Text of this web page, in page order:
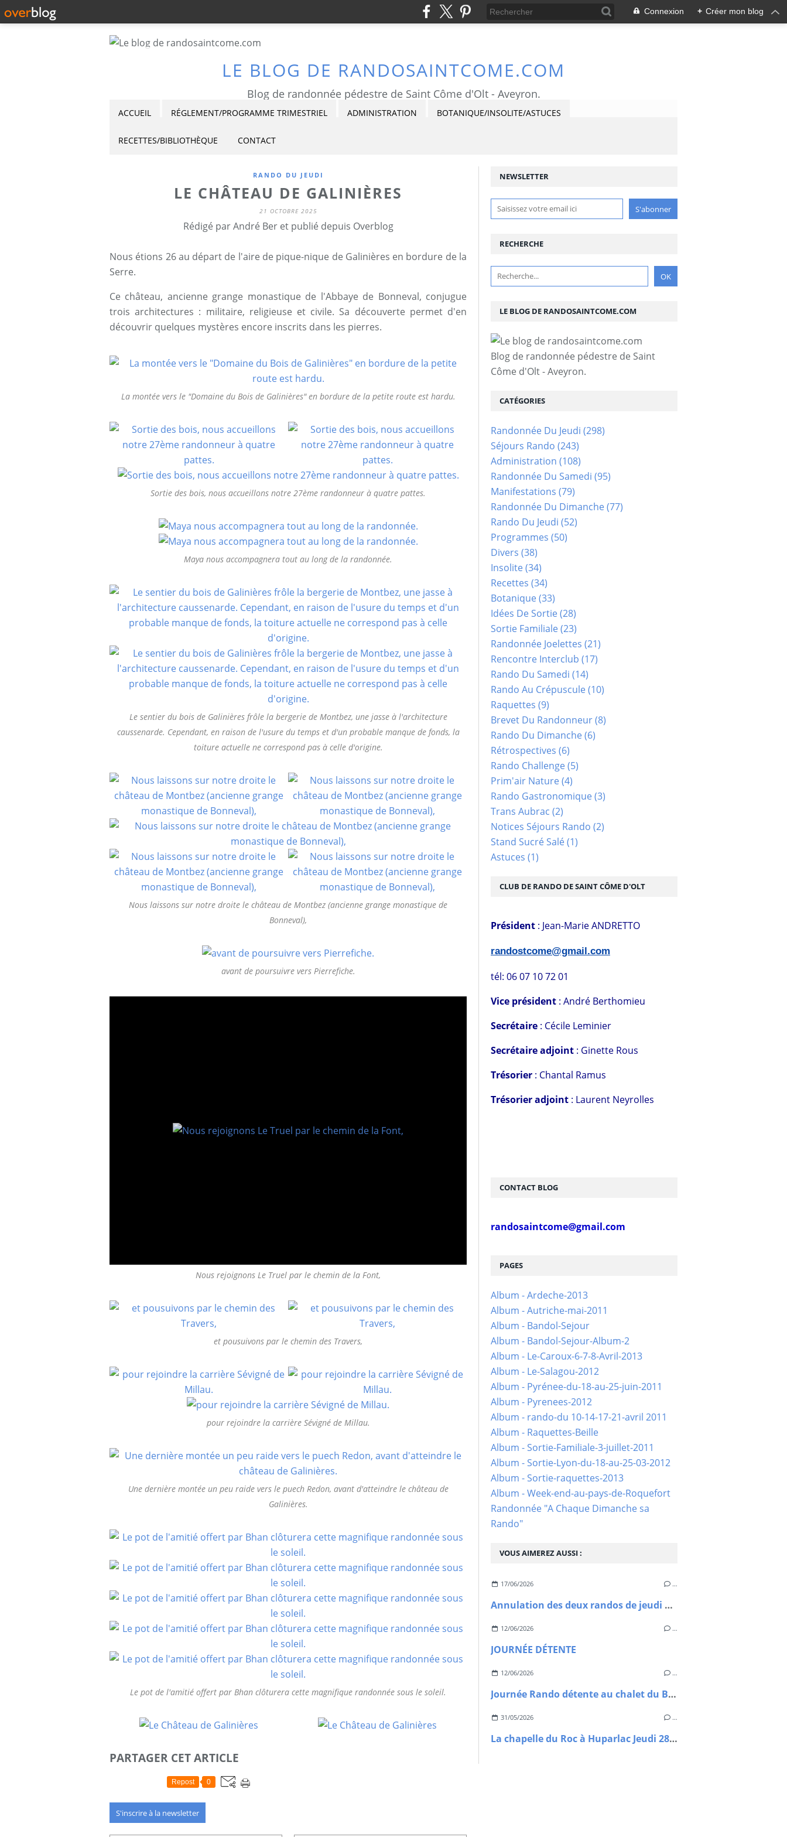
Connexion + Créer mon blog
LE BLOG DE RANDOSAINTCOME.COM
Blog de randonnée pédestre de Saint Côme d'Olt - Aveyron.
ACCUEIL RÉGLEMENT/PROGRAMME TRIMESTRIEL ADMINISTRATION BOTANIQUE/INSOLITE/ASTUCES
RECETTES/BIBLIOTHÈQUE CONTACT
RANDO DU JEUDI
LE CHÂTEAU DE GALINIÈRES
21 OCTOBRE 2025
Rédigé par André Ber et publié depuis Overblog
Nous étions 26 au départ de l'aire de pique-nique de Galinières en bordure de la
Serre.
Ce château, ancienne grange monastique de l'Abbaye de Bonneval, conjugue
trois architectures : militaire, religieuse et civile. Sa découverte permet d'en
découvrir quelques mystères encore inscrits dans les pierres.
La montée vers le "Domaine du Bois de Galinières" en bordure de la petite route est hardu.
Sortie des bois, nous accueillons notre 27ème randonneur à quatre pattes.
Maya nous accompagnera tout au long de la randonnée.
Le sentier du bois de Galinières frôle la bergerie de Montbez, une jasse à l'architecture
caussenarde. Cependant, en raison de l'usure du temps et d'un probable manque de fonds, la
toiture actuelle ne correspond pas à celle d'origine.
Nous laissons sur notre droite le château de Montbez (ancienne grange monastique de
Bonneval),
avant de poursuivre vers Pierrefiche.
Nous rejoignons Le Truel par le chemin de la Font,
et pousuivons par le chemin des Travers,
pour rejoindre la carrière Sévigné de Millau.
Une dernière montée un peu raide vers le puech Redon, avant d'atteindre le château de
Galinières.
Le pot de l'amitié offert par Bhan clôturera cette magnifique randonnée sous le soleil.
PARTAGER CET ARTICLE
Repost 0
S'inscrire à la newsletter
NEWSLETTER
RECHERCHE
LE BLOG DE RANDOSAINTCOME.COM
Blog de randonnée pédestre de Saint
Côme d'Olt - Aveyron.
VOUS AIMEREZ AUSSI :
17/06/2026 …
Annulation des deux randos de jeudi 18 juin
12/06/2026 …
JOURNÉE DÉTENTE
12/06/2026 …
Journée Rando détente au chalet du Bouyssou
31/05/2026 …
La chapelle du Roc à Huparlac Jeudi 28 mai 2026
PAGES
Album - Ardeche-2013
Album - Autriche-mai-2011
Album - Bandol-Sejour
Album - Bandol-Sejour-Album-2
Album - Le-Caroux-6-7-8-Avril-2013
Album - Le-Salagou-2012
Album - Pyrénee-du-18-au-25-juin-2011
Album - Pyrenees-2012
Album - rando-du 10-14-17-21-avril 2011
Album - Raquettes-Beille
Album - Sortie-Familiale-3-juillet-2011
Album - Sortie-Lyon-du-18-au-25-03-2012
Album - Sortie-raquettes-2013
Album - Week-end-au-pays-de-Roquefort
Randonnée "A Chaque Dimanche sa
Rando"
CATÉGORIES
Randonnée Du Jeudi (298)
Séjours Rando (243)
Administration (108)
Randonnée Du Samedi (95)
Manifestations (79)
Randonnée Du Dimanche(77)
Rando Du Jeudi (52)
Programmes (50)
Divers (38)
Insolite(34)
Recettes (34)
Botanique(33)
Idées De Sortie(28)
Sortie Familiale(23)
Randonnée Joelettes (21)
Rencontre Interclub (17)
Rando Du Samedi (14)
Rando Au Crépuscule(10)
Raquettes (9)
Brevet Du Randonneur(8)
Rando Du Dimanche(6)
Rétrospectives (6)
Rando Challenge(5)
Prim'air Nature(4)
Rando Gastronomique(3)
Trans Aubrac (2)
Notices Séjours Rando (2)
Stand Sucré Salé(1)
Astuces (1)
CLUB DE RANDO DE SAINT CÔME D'OLT
Président : Jean-Marie ANDRETTO
randostcome@gmail.com
tél: 06 07 10 72 01
Vice président : André Berthomieu
Secrétaire : Cécile Leminier
Secrétaire adjoint : Ginette Rous
Trésorier : Chantal Ramus
Trésorier adjoint : Laurent Neyrolles
CONTACT BLOG
randosaintcome@gmail.com